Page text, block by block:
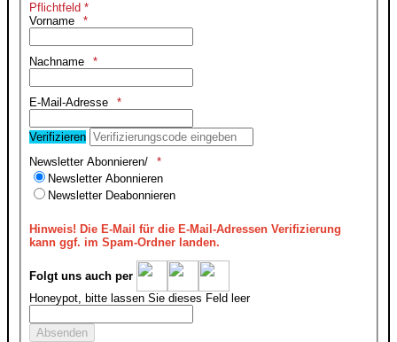
Pflichtfeld *
Vorname
Nachname
E-Mail-Adresse
Verifizieren
Newsletter Abonnieren/
Newsletter Abonnieren
Newsletter Deabonnieren
Hinweis! Die E-Mail für die E-Mail-Adressen Verifizierung
kann ggf. im Spam-Ordner landen.
Folgt uns auch per
Honeypot, bitte lassen Sie dieses Feld leer